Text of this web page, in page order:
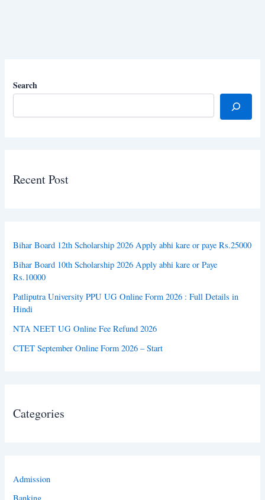
Search
Recent Post
Bihar Board 12th Scholarship 2026 Apply abhi kare or paye Rs.25000
Bihar Board 10th Scholarship 2026 Apply abhi kare or Paye
Rs.10000
Patliputra University PPU UG Online Form 2026 : Full Details in
Hindi
NTA NEET UG Online Fee Refund 2026
CTET September Online Form 2026 – Start
Categories
Admission